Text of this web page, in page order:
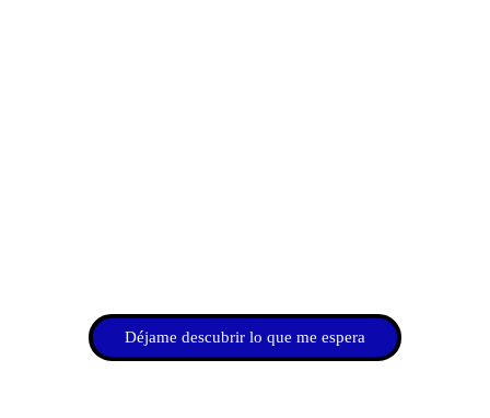
Déjame descubrir lo que me espera